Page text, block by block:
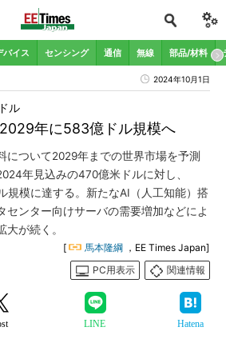
バイス センシング 通信 無線 部品/材料
2024年10月1日
年に583億ドル規模へ
ル
について2029年までの世界市場を予測
年見込みの470億米ドルに対し、
規模に達する。新たなAI（人工知能）搭
センター向けサーバの需要増加などによ
大が続く。
[ 馬本隆綱 ，EE Times Japan]
PC用表示
関連情報
LINE Hatena